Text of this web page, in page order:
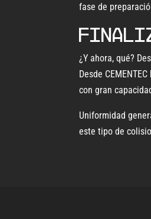
fase de
¿Y ahora, qué?
Desde
con gran
Uniformidad
este tipo de